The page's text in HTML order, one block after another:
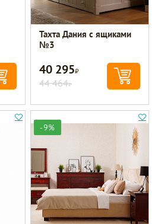
Тахта Дания с ящиками
№3
40 295Р
44 464Р
-9%